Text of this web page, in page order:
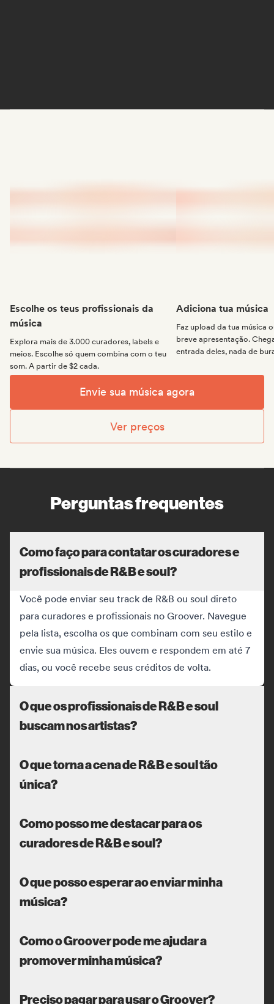
Escolhe os teus profissionais da
música
Explora mais de 3.000 curadores, labels e
meios. Escolhe só quem combina com o teu
som. A partir de $2 cada.
Adiciona tua música
Faz upload da tua música
breve apresentação.
entrada deles, nada de
Envie sua música agora
Ver preços
Perguntas frequentes
Como faço para contatar os curadores e
profissionais de R&B e soul?
Você pode enviar seu track de R&B ou soul direto
para curadores e profissionais no Groover. Navegue
pela lista, escolha os que combinam com seu estilo e
envie sua música. Eles ouvem e respondem em até 7
dias, ou você recebe seus créditos de volta.
O que os profissionais de R&B e soul
buscam nos artistas?
O que torna a cena de R&B e soul tão
única?
Como posso me destacar para os
curadores de R&B e soul?
O que posso esperar ao enviar minha
música?
Como o Groover pode me ajudar a
promover minha música?
Preciso pagar para usar o Groover?